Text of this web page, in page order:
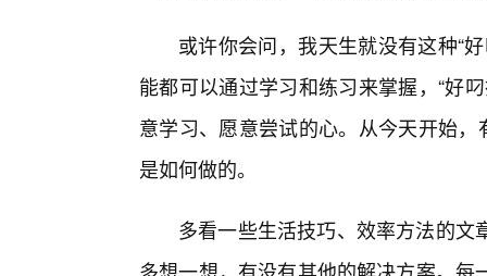
或许你会问，我天生就没有这种“
能都可以通过学习和练习来掌握，“好
意学习、愿意尝试的心。从今天开始
是如何做的。
多看一些生活技巧、效率方法的